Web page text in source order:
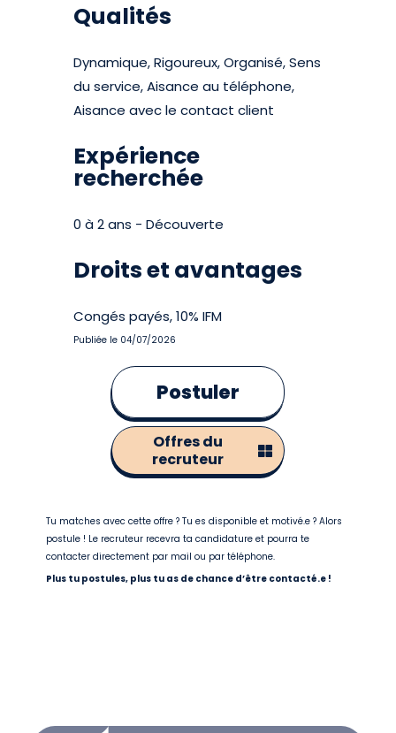
Qualités
Dynamique, Rigoureux, Organisé, Sens
du service, Aisance au téléphone,
Aisance avec le contact client
Expérience
recherchée
0 à 2 ans - Découverte
Droits et avantages
Congés payés, 10% IFM
Publiée le 04/07/2026
Postuler
Offres du
recruteur
Tu matches avec cette offre ? Tu es disponible et motivé.e ? Alors
postule ! Le recruteur recevra ta candidature et pourra te
contacter directement par mail ou par téléphone.
Plus tu postules, plus tu as de chance d’être contacté.e !